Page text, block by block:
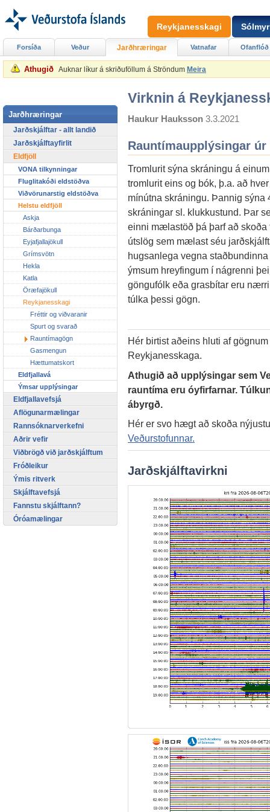
Athugið Auknar líkur á skriðuföllum á Ströndum Meira
Virknin á
Haukur Hauksson 3.3.2021
Rauntímaupplýsingar
Tromlurit sýna skráningu á
tromlurit eins og bók, þ.a. að
mínútna skráningu. Þannig
skráningar sl. klukkustund. Þar
einni mælastöð þá þarf að skoða
útslög sem mælast séu
hugsanlega vegna
ýmsum hreyfingum í nágrenni
göngufólk eða grasbítar eru
túlka þessi gögn.
Hér birtist aðeins hluti af
Reykjanesskaga.
Athugið að upplýsingar sem
rauntíma eru óyfirfarnar.
ábyrgð.
Hér er svo hægt að skoða
Veðurstofunnar.
Jarðskjálftavirkni
Forsíða Veður Jarðhræringar Vatnafar Ofanflóð
Jarðhræringar
Jarðskjálftar - allt landið
Jarðskjálftayfirlit
Eldfjöll
VONA tilkynningar
Fluglitakóði eldstöðva
Viðvörunarstig eldstöðva
Helstu eldfjöll
Askja
Bárðarbunga
Eyjafjallajökull
Grímsvötn
Hekla
Katla
Öræfajökull
Reykjanesskagi
Fréttir og viðvaranir
Spurt og svarað
Rauntímagögn
Gasmengun
Hættumatskort
Eldfjallavá
Ýmsar upplýsingar
Eldfjallavefsjá
Aflögunarmælingar
Rannsóknarverkefni
Aðrir vefir
Viðbrögð við jarðskjálftum
Fróðleikur
Ýmis ritverk
Skjálftavefsjá
Fannstu skjálftann?
Óróamælingar
Reykjanesskagi